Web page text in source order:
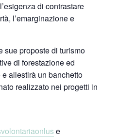
di contrastare
l’emarginazione e
sue proposte di turismo
di forestazione ed
allestirà un banchetto
realizzato nei progetti in
e